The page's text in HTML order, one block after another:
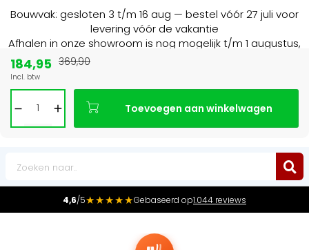
Bouwvak: gesloten 3 t/m 16 aug — bestel vóór 27 juli voor
levering vóór de vakantie
Afhalen in onze showroom is nog mogelijk t/m 1 augustus,
4,6/5★★★★★Gebaseerd op1.044 reviews
184,95
Incl. btw
369,90
Toevoegen aan winkelwagen